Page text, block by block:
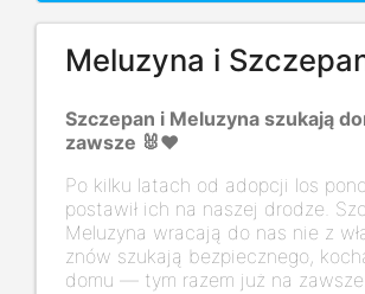
Meluzyna i
Szczepan i Meluzyna szukają
zawsze 🐰❤️
Po kilku latach od adopcji los
postawił ich na naszej drodze.
Meluzyna wracają do nas nie z
znów szukają bezpiecznego,
domu — tym razem już na